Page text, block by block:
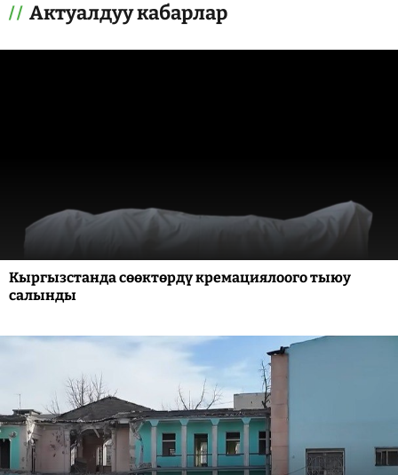
Актуалдуу кабарлар
Кыргызстанда сөөктөрдү кремациялоого тыюу
салынды